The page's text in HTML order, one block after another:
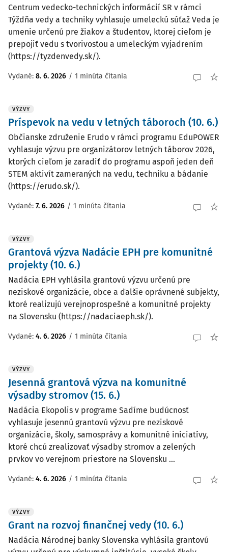
Centrum vedecko-technických informácií SR v rámci
Týždňa vedy a techniky vyhlasuje umeleckú súťaž Veda je
umenie určenú pre žiakov a študentov, ktorej cieľom je
prepojiť vedu s tvorivosťou a umeleckým vyjadrením
(https://tyzdenvedy.sk/).
Vydané: 8. 6. 2026 / 1 minúta čítania
VÝZVY
Príspevok na vedu v letných táboroch (10. 6.)
Občianske združenie Erudo v rámci programu EduPOWER
vyhlasuje výzvu pre organizátorov letných táborov 2026,
ktorých cieľom je zaradiť do programu aspoň jeden deň
STEM aktivít zameraných na vedu, techniku a bádanie
(https://erudo.sk/).
Vydané: 7. 6. 2026 / 1 minúta čítania
VÝZVY
Grantová výzva Nadácie EPH pre komunitné
projekty (10. 6.)
Nadácia EPH vyhlásila grantovú výzvu určenú pre
neziskové organizácie, obce a ďalšie oprávnené subjekty,
ktoré realizujú verejnoprospešné a komunitné projekty
na Slovensku (https://nadaciaeph.sk/).
Vydané: 4. 6. 2026 / 1 minúta čítania
VÝZVY
Jesenná grantová výzva na komunitné
výsadby stromov (15. 6.)
Nadácia Ekopolis v programe Sadíme budúcnosť
vyhlasuje jesennú grantovú výzvu pre neziskové
organizácie, školy, samosprávy a komunitné iniciatívy,
ktoré chcú zrealizovať výsadby stromov a zelených
prvkov vo verejnom priestore na Slovensku ...
Vydané: 4. 6. 2026 / 1 minúta čítania
VÝZVY
Grant na rozvoj finančnej vedy (10. 6.)
Nadácia Národnej banky Slovenska vyhlásila grantovú